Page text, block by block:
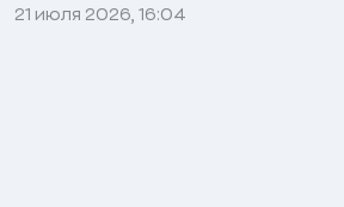
21 июля 2026, 16:04